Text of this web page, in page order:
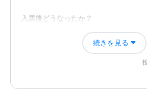
近隣環境や交通アクセスについて
市内中心部にあり、一般的にアクセス
人的には自宅に近い。難を言えば、駐
の交通量が多いので出入りが危ない（
入居後どうなったか？
たくさんのアドバイスをもらったり、
丁寧に指導や、対応してもらい、色々
かりました。まだまだ、教えていただ
続きを見る